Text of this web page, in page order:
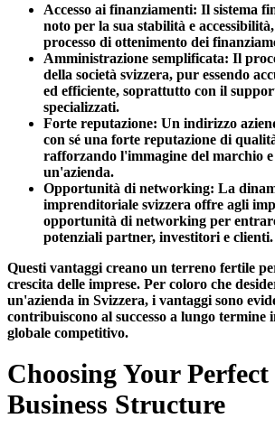
Accesso ai finanziamenti: Il sistema
noto per la sua stabilità e
processo di ottenimento dei
Amministrazione semplificata: Il
della società svizzera, pur essendo
ed efficiente, soprattutto con il
specializzati.
Forte reputazione: Un indirizzo
con sé una forte reputazione di
rafforzando l'immagine del marchio
un'azienda.
Opportunità di networking: La
imprenditoriale svizzera offre agli
opportunità di networking per
potenziali partner, investitori e clienti.
Questi vantaggi creano un terreno fertile
crescita delle imprese. Per coloro che
un'azienda in Svizzera, i vantaggi sono
contribuiscono al successo a lungo termine
globale competitivo.
Choosing Your Perfect
Business Structure